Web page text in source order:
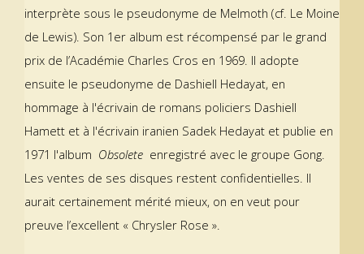
interprète sous le pseudonyme de Melmoth (cf. Le Moine
de Lewis). Son 1er album est récompensé par le grand
prix de l’Académie Charles Cros en 1969. Il adopte
ensuite le pseudonyme de Dashiell Hedayat, en
hommage à l'écrivain de romans policiers Dashiell
Hamett et à l'écrivain iranien Sadek Hedayat et publie en
1971 l'album Obsolete enregistré avec le groupe Gong.
Les ventes de ses disques restent confidentielles. Il
aurait certainement mérité mieux, on en veut pour
preuve l’excellent « Chrysler Rose ».